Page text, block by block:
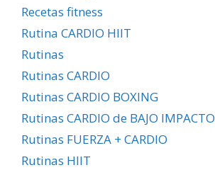
Recetas fitness
Rutina CARDIO HIIT
Rutinas
Rutinas CARDIO
Rutinas CARDIO BOXING
Rutinas CARDIO de BAJO IMPACTO
Rutinas FUERZA + CARDIO
Rutinas HIIT